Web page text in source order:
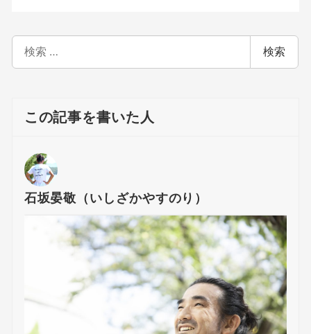
索
検索
この記事を書いた人
石坂晏敬（いしざかやすのり）